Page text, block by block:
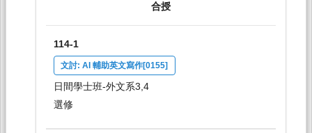
合授
114-1
文討: AI 輔助英文寫作[0155]
日間學士班-外文系3,4
選修